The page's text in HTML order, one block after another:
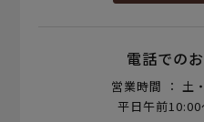
電話での
営業時間 ： 土
平日午前